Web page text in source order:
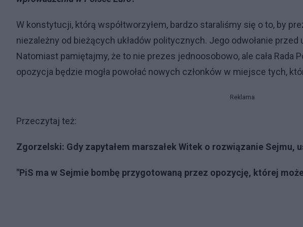
W konstytucji, którą współtworzyłem, bardzo staraliśmy się o to, by
niezależny od bieżących układów politycznych. Jego odwołanie
Natomiast pamiętajmy, że to nie prezes jednoosobowo, ale cała Rada
opozycja będzie mogła powołać nowych członków w miejsce tych,
Reklama
Przeczytaj też:
Zgorzelski: Gdy zapytałem marszałek Witek o rozwiązanie Sejmu,
"PiS ma w Sejmie bombę przygotowaną przez opozycję, której